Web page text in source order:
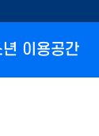
년 이용공간